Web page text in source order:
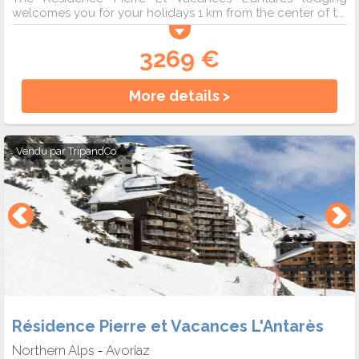
welcomes you for your holidays 1 km from the center of t...
3269 €
More details >
Vendu parTripandCo
Résidence Pierre et Vacances L'Antarès
Northern Alps - Avoriaz